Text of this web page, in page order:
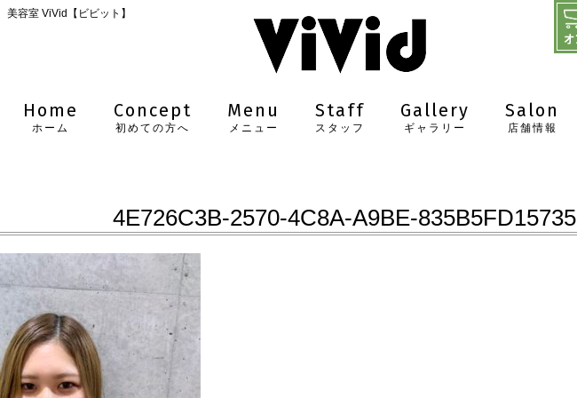
美容室 ViVid【ビビット】
Home
ホーム
Concept
初めての方へ
Menu
メニュー
Staff
スタッフ
Gallery
ギャラリー
Salon
店舗情報
4E726C3B-2570-4C8A-A9BE-835B5FD15735